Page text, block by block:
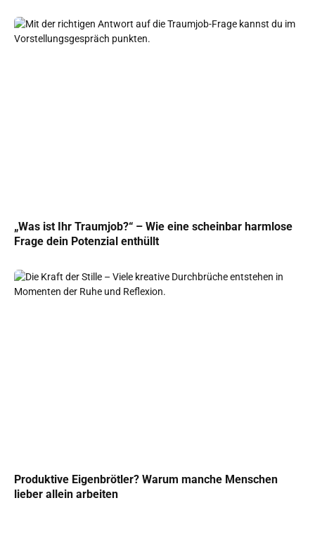
„Was ist Ihr Traumjob?“ – Wie eine scheinbar harmlose
Frage dein Potenzial enthüllt
Produktive Eigenbrötler? Warum manche Menschen
lieber allein arbeiten